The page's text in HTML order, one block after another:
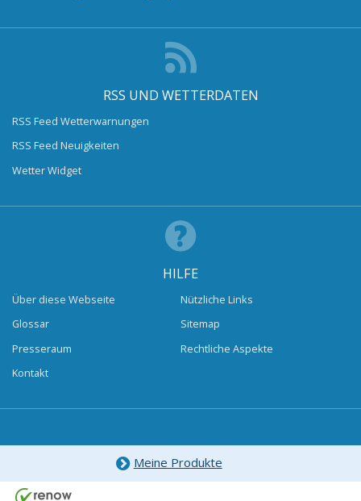
RSS UND WETTERDATEN
RSS Feed Wetterwarnungen
RSS Feed Neuigkeiten
Wetter Widget
HILFE
Über diese Webseite
Glossar
Presseraum
Kontakt
Nützliche Links
Sitemap
Rechtliche Aspekte
Meine Produkte